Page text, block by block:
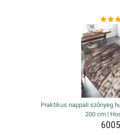
Praktikus nappali szőnyeg
200 cm |